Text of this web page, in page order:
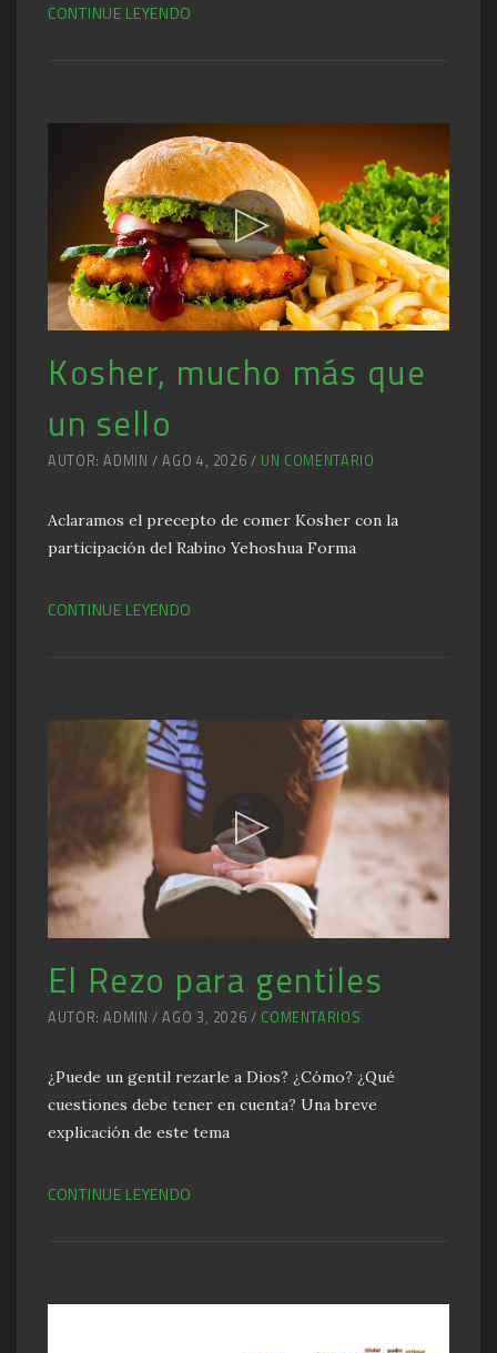
CONTINUE LEYENDO
Kosher, mucho más que
un sello
AUTOR: ADMIN / AGO 4, 2026 / UN COMENTARIO
Aclaramos el precepto de comer Kosher con la
participación del Rabino Yehoshua Forma
CONTINUE LEYENDO
El Rezo para gentiles
AUTOR: ADMIN / AGO 3, 2026 / COMENTARIOS
¿Puede un gentil rezarle a Dios? ¿Cómo? ¿Qué
cuestiones debe tener en cuenta? Una breve
explicación de este tema
CONTINUE LEYENDO